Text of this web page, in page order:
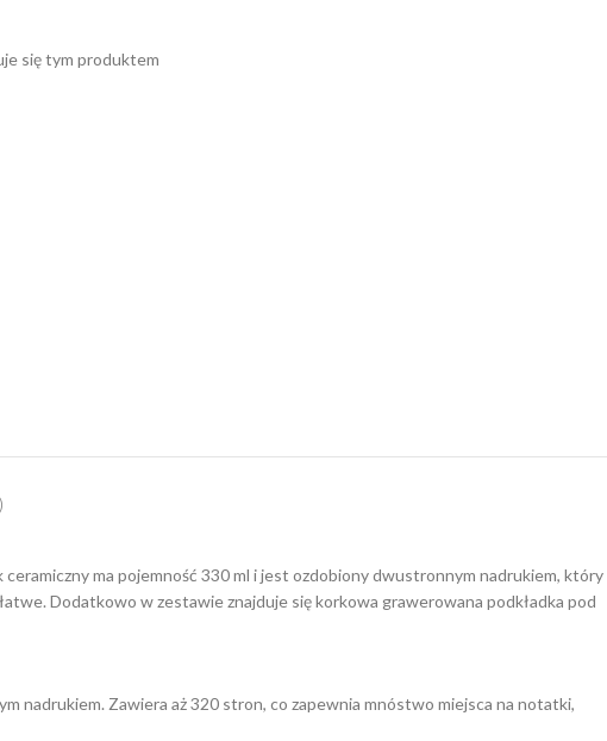
się tym produktem
ma pojemność 330 ml i jest ozdobiony dwustronnym nadrukiem, który
Dodatkowo w zestawie znajduje się korkowa grawerowana podkładka pod
nadrukiem. Zawiera aż 320 stron, co zapewnia mnóstwo miejsca na notatki,